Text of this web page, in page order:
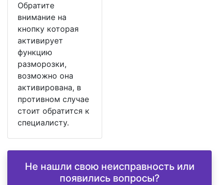
Обратите
внимание на
кнопку которая
активирует
функцию
разморозки,
возможно она
активирована, в
противном случае
стоит обратится к
специалисту.
Не нашли свою неисправность или
появились вопросы?